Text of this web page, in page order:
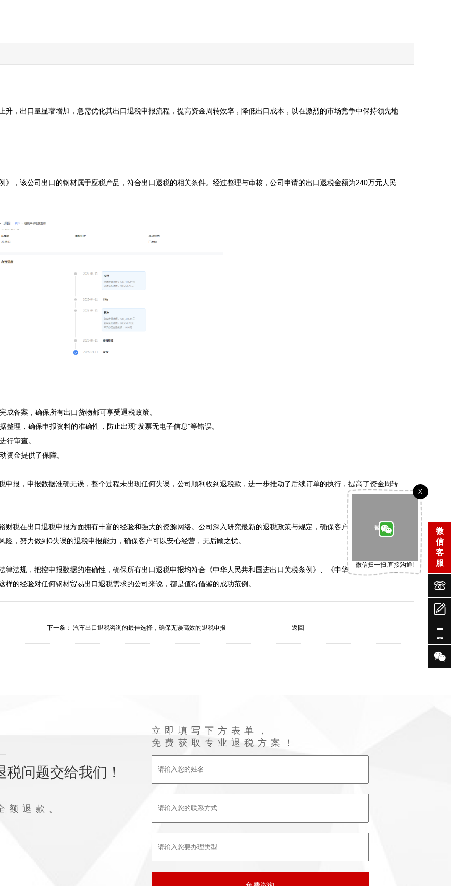
，出口量显著增加，急需优化其出口退税申报流程，提高资金周转效率，降低出口成本，以在激烈的市场竞争中保持领先地
，该公司出口的钢材属于应税产品，符合出口退税的相关条件。经过整理与审核，公司申请的出口退税金额为240万元人民
备案，确保所有出口货物都可享受退税政策。
理，确保申报资料的准确性，防止出现“发票无电子信息”等错误。
行审查。
资金提供了保障。
报，申报数据准确无误，整个过程未出现任何失误，公司顺利收到退税款，进一步推动了后续订单的执行，提高了资金周转
税在出口退税申报方面拥有丰富的经验和强大的资源网络。公司深入研究最新的退税政策与规定，确保客户能在合规的前提
，努力做到0失误的退税申报能力，确保客户可以安心经营，无后顾之忧。
律法规，把控申报数据的准确性，确保所有出口退税申报均符合《中华人民共和国进出口关税条例》、《中华人民共和国企业
下一条： 汽车出口退税咨询的最佳选择，确保无误高效的退税申报 返回
问题交给我们！
额退款。
立即填写下方表单，
免费获取专业退税方案！
微
信
客
服
X
微信扫一扫,直接沟通!




